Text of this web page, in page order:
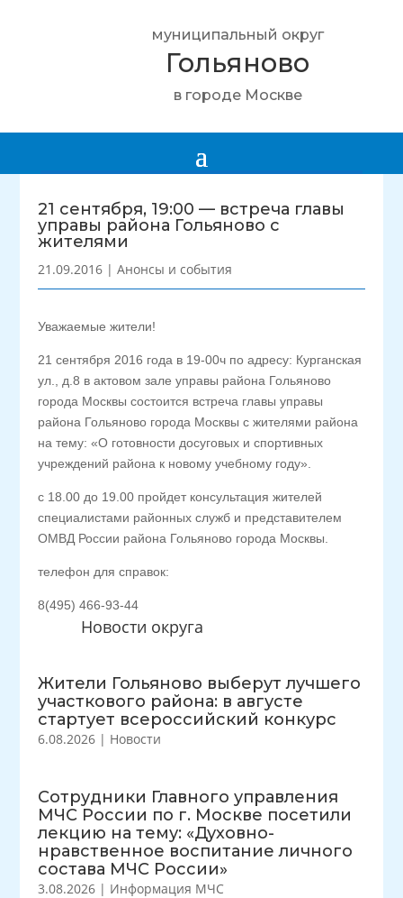
муниципальный округ
Гольяново
в городе Москве
Новости округа
Жители Гольяново выберут лучшего
участкового района: в августе
стартует всероссийский конкурс
6.08.2026 | Новости
Сотрудники Главного управления
МЧС России по г. Москве посетили
лекцию на тему: «Духовно-
нравственное воспитание личного
состава МЧС России»
3.08.2026 | Информация МЧС
21 сентября, 19:00 — встреча главы
управы района Гольяново с
жителями
21.09.2016 |Анонсы и события
Уважаемые жители!
21 сентября 2016 года в 19-00ч по адресу: Курганская
ул., д.8 в актовом зале управы района Гольяново
города Москвы состоится встреча главы управы
района Гольяново города Москвы с жителями района
на тему: «О готовности досуговых и спортивных
учреждений района к новому учебному году».
с 18.00 до 19.00 пройдет консультация жителей
специалистами районных служб и представителем
ОМВД России района Гольяново города Москвы.
телефон для справок:
8(495) 466-93-44